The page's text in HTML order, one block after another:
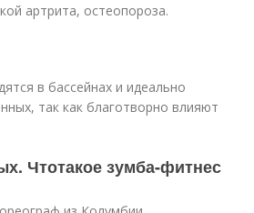
артрита, остеопороза.
в бассейнах и идеально
так как благотворно влияют
Чтотакое зумба-фитнес